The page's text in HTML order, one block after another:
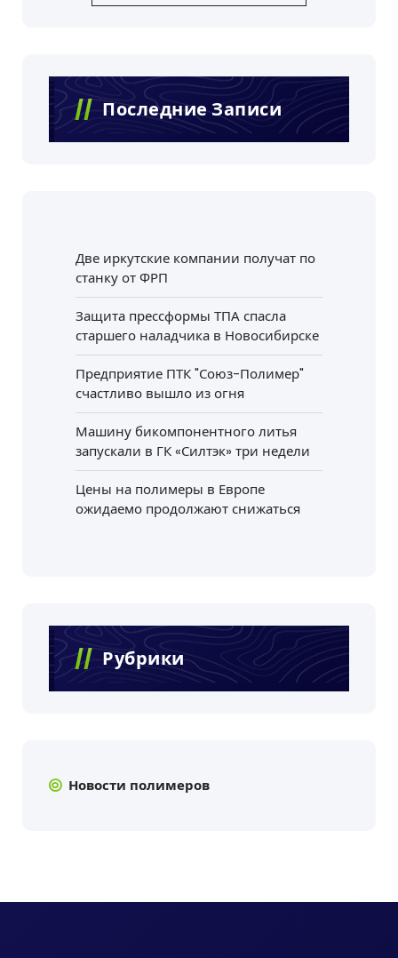
Последние Записи
Две иркутские компании получат по
станку от ФРП
Защита прессформы ТПА спасла
старшего наладчика в Новосибирске
Предприятие ПТК "Союз-Полимер"
счастливо вышло из огня
Машину бикомпонентного литья
запускали в ГК «Силтэк» три недели
Цены на полимеры в Европе
ожидаемо продолжают снижаться
Рубрики
Новости полимеров